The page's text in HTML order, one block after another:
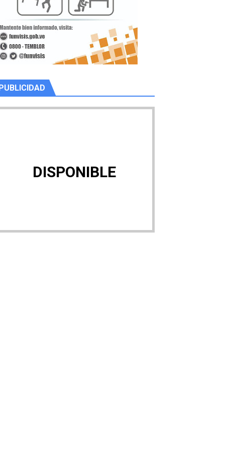
PUBLICIDAD
DISPONIBLE